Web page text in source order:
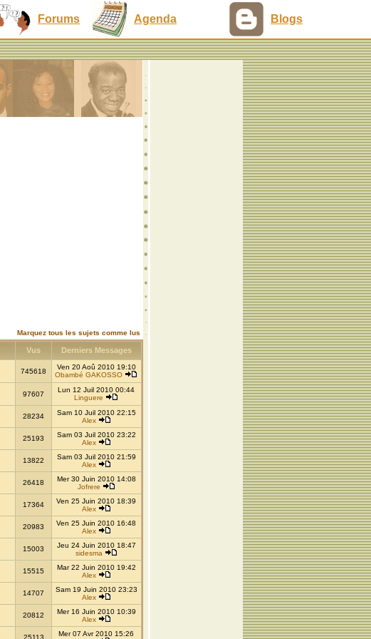
Forums Agenda Blogs
Marquez tous les sujets comme lus
Vus
Derniers Messages
745618
Ven 20 Aoû 2010 19:10
Obambé GAKOSSO
97607
Lun 12 Juil 2010 00:44
Linguere
28234
Sam 10 Juil 2010 22:15
Alex
25193
Sam 03 Juil 2010 23:22
Alex
13822
Sam 03 Juil 2010 21:59
Alex
26418
Mer 30 Juin 2010 14:08
Jofrere
17364
Ven 25 Juin 2010 18:39
Alex
20983
Ven 25 Juin 2010 16:48
Alex
15003
Jeu 24 Juin 2010 18:47
sidesma
15515
Mar 22 Juin 2010 19:42
Alex
14707
Sam 19 Juin 2010 23:23
Alex
20812
Mer 16 Juin 2010 10:39
Alex
25113
Mer 07 Avr 2010 15:26